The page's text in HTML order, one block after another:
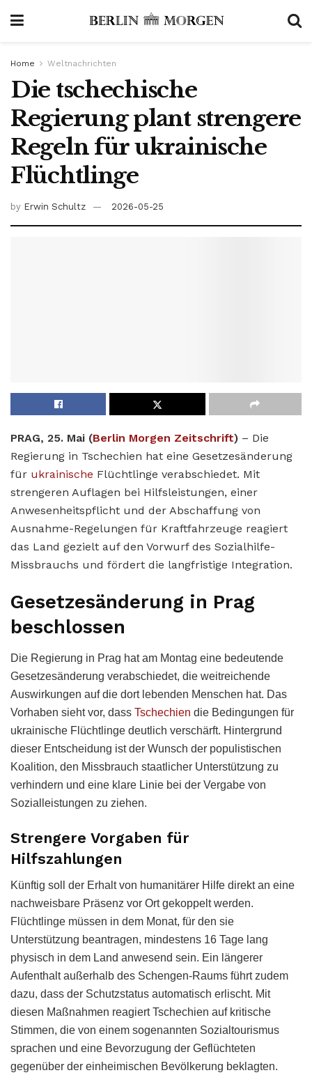
Home Weltnachrichten
Die tschechische
Regierung plant strengere
Regeln für ukrainische
Flüchtlinge
by Erwin Schultz 2026-05-25
PRAG, 25. Mai (Berlin Morgen Zeitschrift) – Die
Regierung in Tschechien hat eine Gesetzesänderung
für ukrainische Flüchtlinge verabschiedet. Mit
strengeren Auflagen bei Hilfsleistungen, einer
Anwesenheitspflicht und der Abschaffung von
Ausnahme-Regelungen für Kraftfahrzeuge reagiert
das Land gezielt auf den Vorwurf des Sozialhilfe-
Missbrauchs und fördert die langfristige Integration.
Gesetzesänderung in Prag
beschlossen
Die Regierung in Prag hat am Montag eine bedeutende
Gesetzesänderung verabschiedet, die weitreichende
Auswirkungen auf die dort lebenden Menschen hat. Das
Vorhaben sieht vor, dass Tschechien die Bedingungen für
ukrainische Flüchtlinge deutlich verschärft. Hintergrund
dieser Entscheidung ist der Wunsch der populistischen
Koalition, den Missbrauch staatlicher Unterstützung zu
verhindern und eine klare Linie bei der Vergabe von
Sozialleistungen zu ziehen.
Strengere Vorgaben für
Hilfszahlungen
Künftig soll der Erhalt von humanitärer Hilfe direkt an eine
nachweisbare Präsenz vor Ort gekoppelt werden.
Flüchtlinge müssen in dem Monat, für den sie
Unterstützung beantragen, mindestens 16 Tage lang
physisch in dem Land anwesend sein. Ein längerer
Aufenthalt außerhalb des Schengen-Raums führt zudem
dazu, dass der Schutzstatus automatisch erlischt. Mit
diesen Maßnahmen reagiert Tschechien auf kritische
Stimmen, die von einem sogenannten Sozialtourismus
sprachen und eine Bevorzugung der Geflüchteten
gegenüber der einheimischen Bevölkerung beklagten.